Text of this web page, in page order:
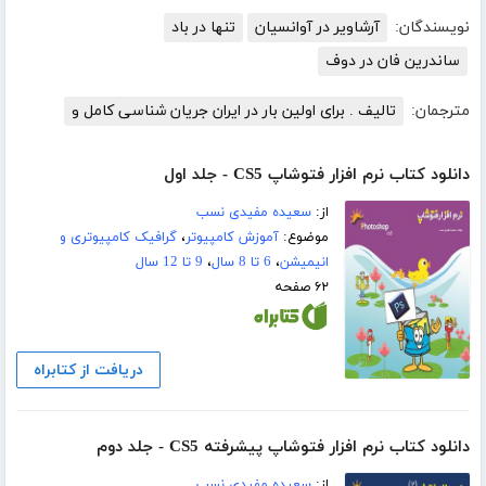
نویسندگان: آرشاویر در آوانسیان
تنها در باد
ساندرین فان در دوف
مترجمان: تالیف . برای اولین بار در ایران جریان شناسی کامل و
دانلود کتاب نرم افزار فتوشاپ CS5 - جلد اول
از:سعیده مفیدی نسب
موضوع:آموزش کامپیوتر،گرافیک کامپیوتری و
انیمیشن، 6 تا 8 سال ، 9 تا 12 سال
۶۲ صفحه
دریافت از کتابراه
دانلود کتاب نرم افزار فتوشاپ پیشرفته CS5 - جلد دوم